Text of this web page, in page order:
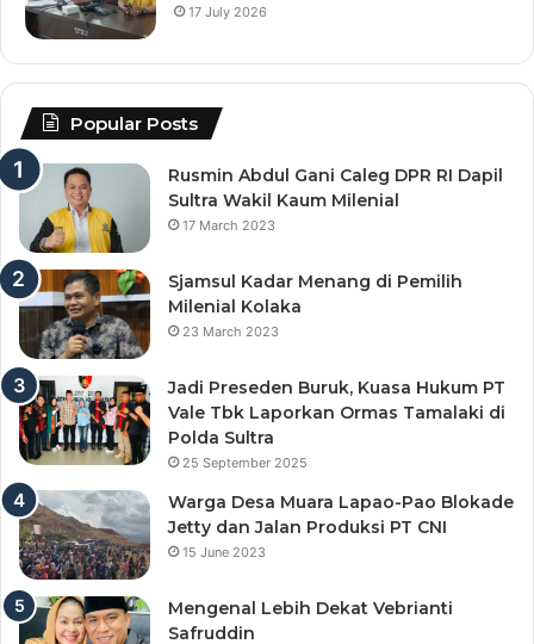
17 July 2026
Popular Posts
Rusmin Abdul Gani Caleg DPR RI Dapil
Sultra Wakil Kaum Milenial
17 March 2023
Sjamsul Kadar Menang di Pemilih
Milenial Kolaka
23 March 2023
Jadi Preseden Buruk, Kuasa Hukum PT
Vale Tbk Laporkan Ormas Tamalaki di
Polda Sultra
25 September 2025
Warga Desa Muara Lapao-Pao Blokade
Jetty dan Jalan Produksi PT CNI
15 June 2023
Mengenal Lebih Dekat Vebrianti
Safruddin